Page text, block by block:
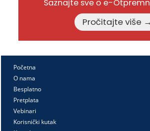
Saznajte sve o e-
Pročitajte više →
Početna
O nama
Besplatno
Pretplata
Vebinari
Korisnički kutak